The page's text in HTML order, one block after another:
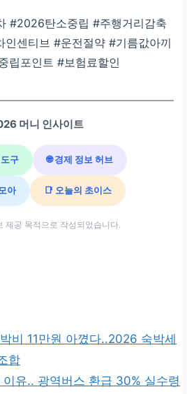
#2026탄소중립 #주행거리감축
센티브 #운전절약 #기름값아끼
립포인트 #보험료할인
머니 인사이트
구 🌐 경제 정보 허브
아 📑 오늘의 초이스
제공 목적으로 작성되었습니다.
비 11만원 아꼈다..2026 숙박세
합
유.. 광역버스 환급 30% 실수령